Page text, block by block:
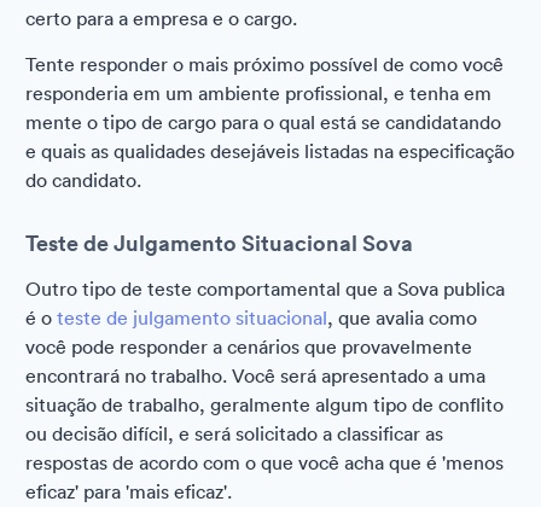
certo para a empresa e o cargo.
Tente responder o mais próximo possível de como você
responderia em um ambiente profissional, e tenha em
mente o tipo de cargo para o qual está se candidatando
e quais as qualidades desejáveis listadas na especificação
do candidato.
Teste de Julgamento Situacional Sova
Outro tipo de teste comportamental que a Sova publica
é o teste de julgamento situacional, que avalia como
você pode responder a cenários que provavelmente
encontrará no trabalho. Você será apresentado a uma
situação de trabalho, geralmente algum tipo de conflito
ou decisão difícil, e será solicitado a classificar as
respostas de acordo com o que você acha que é 'menos
eficaz' para 'mais eficaz'.